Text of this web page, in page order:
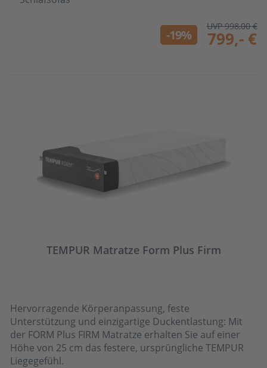
-19% 799,- €
UVP 998,00 €
TEMPUR Matratze Form Plus Firm
Hervorragende Körperanpassung, feste
Unterstützung und einzigartige Duckentlastung: Mit
der FORM Plus FIRM Matratze erhalten Sie auf einer
Höhe von 25 cm das festere, ursprüngliche TEMPUR
Liegegefühl.